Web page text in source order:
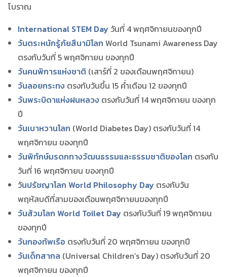
โบราณ
International STEM Day วันที่ 4 พฤศจิกายนของทุกปี
วันตระหนักรู้ภัยสึนามิโลก World Tsunami Awareness Day
ตรงกับวันที่ 5 พฤศจิกายน ของทุกปี
วันคนพิการแห่งชาติ (เสาร์ที่ 2 ของเดือนพฤศจิกายน)
วันลอยกระทง ตรงกับวันขึ้น 15 ค่ำเดือน 12 ของทุกปี
วันพระบิดาแห่งฝนหลวง ตรงกับวันที่ 14 พฤศจิกายน ของทุก
ปี
วันเบาหวานโลก (World Diabetes Day) ตรงกับวันที่ 14
พฤศจิกายน ของทุกปี
วันพิทักษ์มรดกทางวัฒนธรรมและธรรมชาติของโลก ตรงกับ
วันที่ 16 พฤศจิกายน ของทุกปี
วันปรัชญาโลก World Philosophy Day ตรงกับวัน
พฤหัสบดีที่สามของเดือนพฤศจิกายนของทุกปี
วันส้วมโลก World Toilet Day ตรงกับวันที่ 19 พฤศจิกายน
ของทุกปี
วันกองทัพเรือ ตรงกับวันที่ 20 พฤศจิกายน ของทุกปี
วันเด็กสากล (Universal Children’s Day) ตรงกับวันที่ 20
พฤศจิกายน ของทุกปี